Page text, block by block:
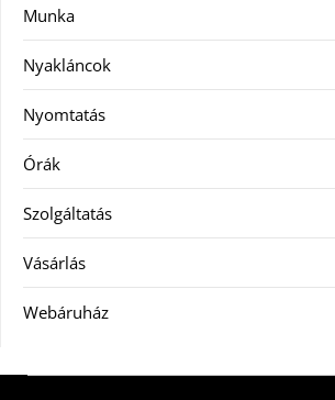
Munka
Nyakláncok
Nyomtatás
Órák
Szolgáltatás
Vásárlás
Webáruház